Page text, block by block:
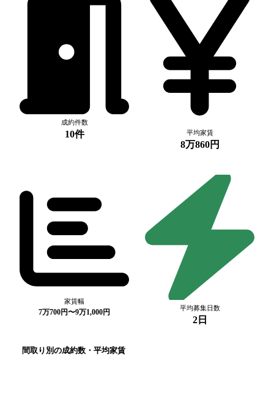
成約件数
10件 平均家賃
8万860円
家賃幅
7万700円〜9万1,000円
平均募集日数
2日
間取り別の成約数・平均家賃